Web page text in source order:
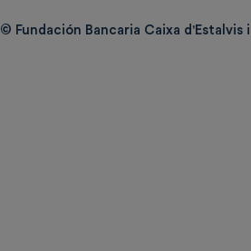
© Fundación Bancaria Caixa d'Estalvis